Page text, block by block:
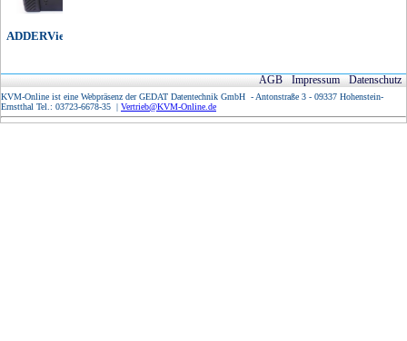
ADDERView IP Matrix
AGB Impressum Datenschutz
KVM-Online ist eine Webpräsenz der GEDAT Datentechnik GmbH - Antonstraße 3 - 09337 Hohenstein-
Ernstthal Tel.: 03723-6678-35 | Vertrieb@KVM-Online.de